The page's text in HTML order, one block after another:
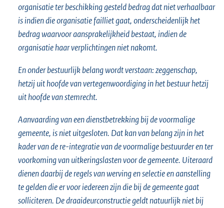
organisatie ter beschikking gesteld bedrag dat niet verhaalbaar
is indien die organisatie failliet gaat, onderscheidenlijk het
bedrag waarvoor aansprakelijkheid bestaat, indien de
organisatie haar verplichtingen niet nakomt.
En onder bestuurlijk belang wordt verstaan: zeggenschap,
hetzij uit hoofde van vertegenwoordiging in het bestuur hetzij
uit hoofde van stemrecht.
Aanvaarding van een dienstbetrekking bij de voormalige
gemeente, is niet uitgesloten. Dat kan van belang zijn in het
kader van de re-integratie van de voormalige bestuurder en ter
voorkoming van uitkeringslasten voor de gemeente. Uiteraard
dienen daarbij de regels van werving en selectie en aanstelling
te gelden die er voor iedereen zijn die bij de gemeente gaat
solliciteren. De draaideurconstructie geldt natuurlijk niet bij